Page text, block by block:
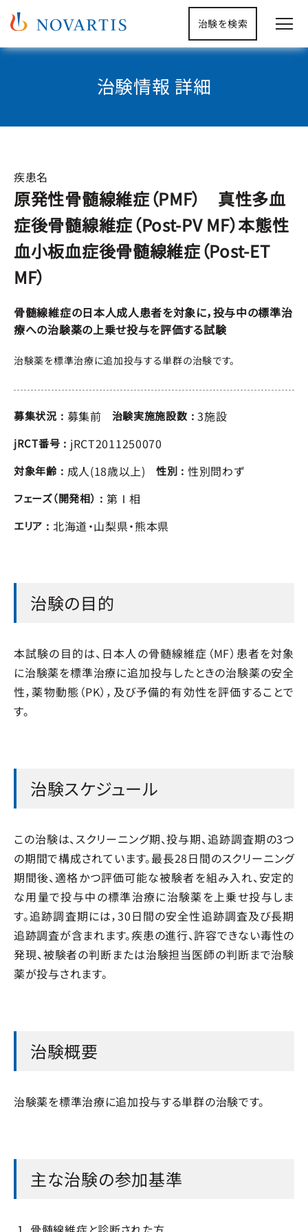
治験を検索
治験情報 詳細
疾患名
原発性骨髄線維症（PMF） 真性多血
症後骨髄線維症（Post-PV MF）本態性
血小板血症後骨髄線維症（Post-ET
MF）
骨髄線維症の日本人成人患者を対象に，投与中の標準治
療への治験薬の上乗せ投与を評価する試験
治験薬を標準治療に追加投与する単群の治験です。
募集状況 募集前 治験実施施設数 3施設
jRCT番号 jRCT2011250070
対象年齢 成人(18歳以上) 性別 性別問わず
フェーズ（開発相） 第Ⅰ相
エリア 北海道 山梨県 熊本県
治験の目的
本試験の目的は、日本人の骨髄線維症（MF）患者を対象
に治験薬を標準治療に追加投与したときの治験薬の安全
性，薬物動態（PK），及び予備的有効性を評価することで
す。
治験スケジュール
この治験は、スクリーニング期、投与期、追跡調査期の3つ
の期間で構成されています。最長28日間のスクリーニング
期間後、適格かつ評価可能な被験者を組み入れ、安定的
な用量で投与中の標準治療に治験薬を上乗せ投与しま
す。追跡調査期には，30日間の安全性追跡調査及び長期
追跡調査が含まれます。疾患の進行、許容できない毒性の
発現、被験者の判断または治験担当医師の判断まで治験
薬が投与されます。
治験概要
治験薬を標準治療に追加投与する単群の治験です。
主な治験の参加基準